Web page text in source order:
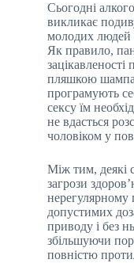
Сьогодні
викликає
молодих людей
Як правило,
зацікавленості
пляшкою
програмують
сексу їм
не вдасться
чоловіком у
Між тим, деякі
загрози
нерегулярному
допустимих
приводу і без
збільшуючи
повністю